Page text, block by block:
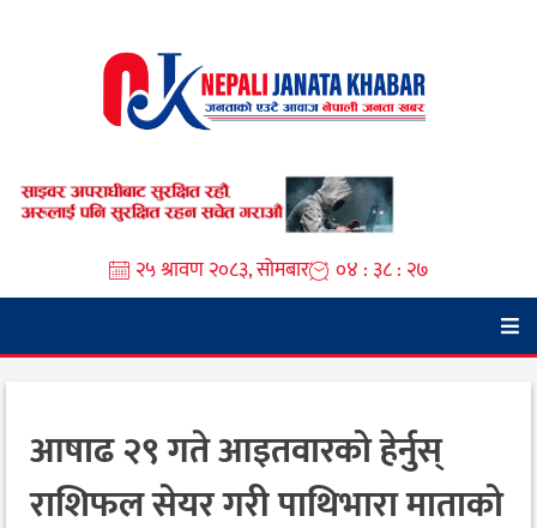
२५ श्रावण २०८३, सोमबार ०४ : ३८ : २९
आषाढ २९ गते आइतवारको हेर्नुस्
राशिफल सेयर गरी पाथिभारा माताको